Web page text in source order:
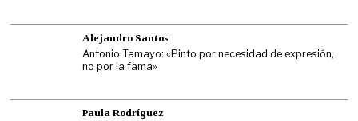
Alejandro Santos
Antonio Tamayo: «Pinto por necesidad de expresión,
no por la fama»
Paula Rodríguez